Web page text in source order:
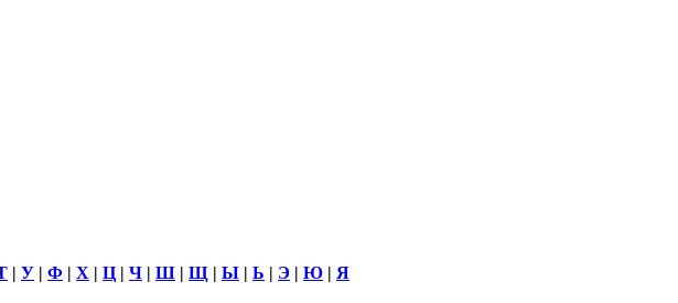
| У | Ф | Х | Ц | Ч | Ш | Щ | Ы | Ь | Э | Ю | Я